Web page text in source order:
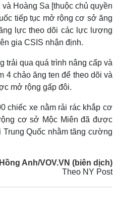
Hoàng Sa [thuộc chủ quyền
tiếp tục mở rộng cơ sở ăng
lực theo dõi các lực lượng
gia CSIS nhận định.
trải qua quá trình nâng cấp và
4 chảo ăng ten để theo dõi và
mở rộng gấp đôi.
chiếc xe nằm rải rác khắp cơ
cơ sở Mộc Miên đã được
Quốc nhằm tăng cường
Hồng Anh/VOV.VN (biên dịch)
Theo NY Post